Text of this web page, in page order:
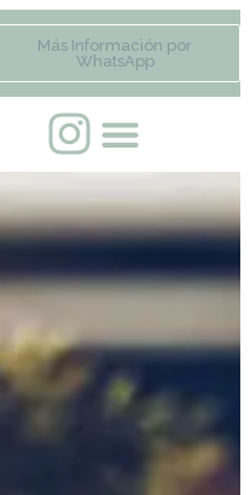
Más Información por
WhatsApp